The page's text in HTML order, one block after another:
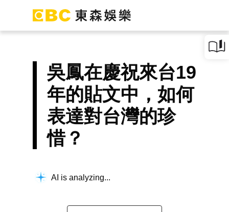
吳鳳在慶祝來台19
年的貼文中，如何
表達對台灣的珍
惜？
AI is analyzing...